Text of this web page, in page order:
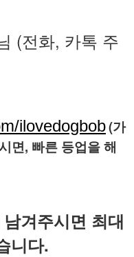
(전화, 카톡 주
ilovedogbob(가
면, 빠른 등업을 해
겨주시면 최대
니다.